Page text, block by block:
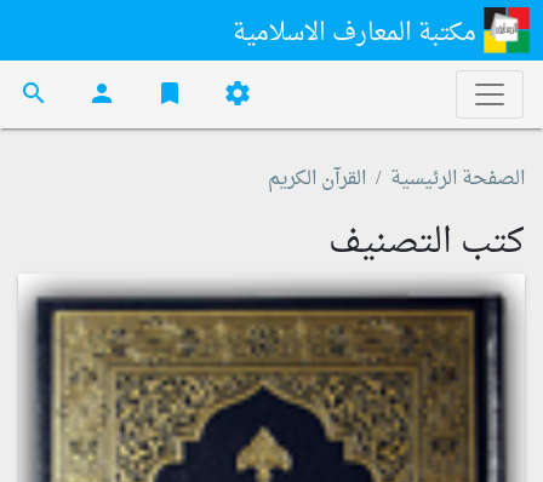
مكتبة المعارف الاسلامية
settings
bookmark
person
search
الصفحة الرئيسية القرآن الكريم
كتب التصنيف